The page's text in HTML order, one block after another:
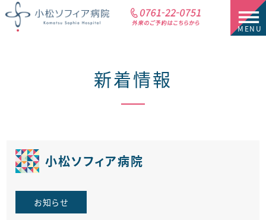
新着情報
小松ソフィア病院
お知らせ